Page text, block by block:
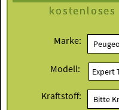
kostenloses
Marke:
Modell:
Kraftstoff: